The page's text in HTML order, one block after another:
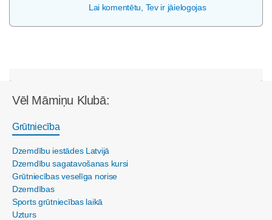
Lai komentētu, Tev ir jāielogojas
Vēl Māmiņu Klubā:
Grūtniecība
Dzemdību iestādes Latvijā
Dzemdību sagatavošanas kursi
Grūtniecības veselīga norise
Dzemdības
Sports grūtniecības laikā
Uzturs